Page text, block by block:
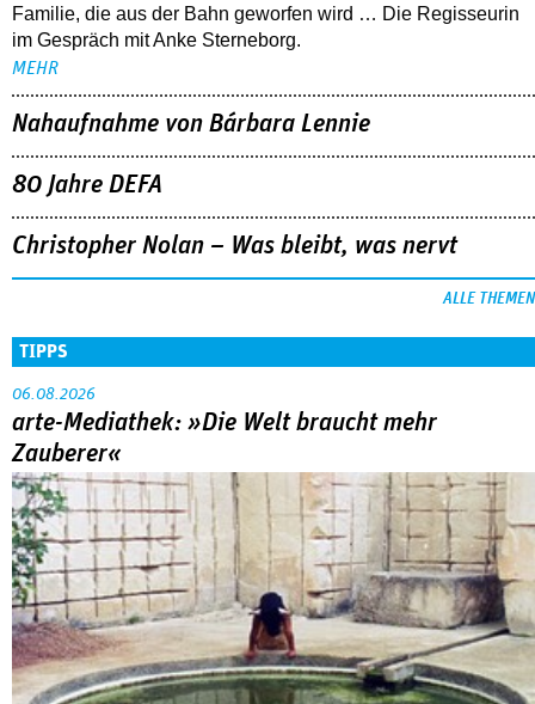
Familie, die aus der Bahn geworfen wird … Die Regisseurin
im Gespräch mit Anke Sterneborg.
MEHR
Nahaufnahme von Bárbara Lennie
80 Jahre DEFA
Christopher Nolan – Was bleibt, was nervt
ALLE THEMEN
TIPPS
06.08.2026
arte-Mediathek: »Die Welt braucht mehr
Zauberer«